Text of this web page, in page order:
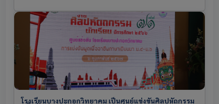
โรงเรียนบางปะกอกวิทยาคม เป็นศุนย์แข่งขันศิลปหัถกรรม